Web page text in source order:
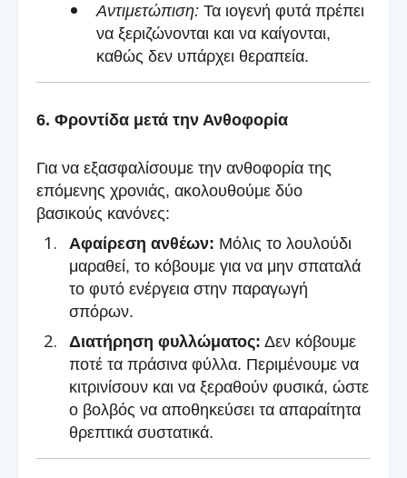
Αντιμετώπιση: Τα ιογενή φυτά πρέπει
να ξεριζώνονται και να καίγονται,
καθώς δεν υπάρχει θεραπεία.
6. Φροντίδα μετά την Ανθοφορία
Για να εξασφαλίσουμε την ανθοφορία της
επόμενης χρονιάς, ακολουθούμε δύο
βασικούς κανόνες:
Αφαίρεση ανθέων: Μόλις το λουλούδι
μαραθεί, το κόβουμε για να μην σπαταλά
το φυτό ενέργεια στην παραγωγή
σπόρων.
Διατήρηση φυλλώματος: Δεν κόβουμε
ποτέ τα πράσινα φύλλα. Περιμένουμε να
κιτρινίσουν και να ξεραθούν φυσικά, ώστε
ο βολβός να αποθηκεύσει τα απαραίτητα
θρεπτικά συστατικά.